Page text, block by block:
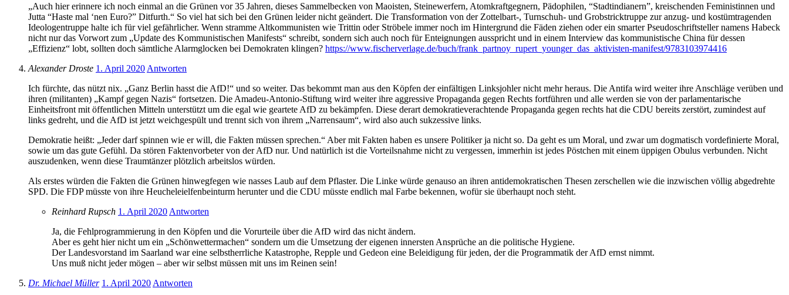
„Auch hier erinnere ich noch einmal an die Grünen vor 35 Jahren, dieses Sammelbecken von Maoisten, Steinewerfern, Atomkraftgegnern, Pädophilen, “Stadtindianern”, kreischenden Feministinnen und
Jutta “Haste mal ‘nen Euro?” Ditfurth.“ So viel hat sich bei den Grünen leider nicht geändert. Die Transformation von der Zottelbart-, Turnschuh- und Grobstricktruppe zur anzug- und kostümtragenden
Ideologentruppe halte ich für viel gefährlicher. Wenn stramme Altkommunisten wie Trittin oder Ströbele immer noch im Hintergrund die Fäden ziehen oder ein smarter Pseudoschriftsteller namens Habeck
nicht nur das Vorwort zum „Update des Kommunistischen Manifests“ schreibt, sondern sich auch noch für Enteignungen ausspricht und in einem Interview das kommunistische China für dessen
„Effizienz“ lobt, sollten doch sämtliche Alarmglocken bei Demokraten klingen? https://www.fischerverlage.de/buch/frank_partnoy_rupert_younger_das_aktivisten-manifest/9783103974416
Alexander Droste 1. April 2020 Antworten
Ich fürchte, das nützt nix. „Ganz Berlin hasst die AfD!“ und so weiter. Das bekommt man aus den Köpfen der einfältigen Linksjohler nicht mehr heraus. Die Antifa wird weiter ihre Anschläge verüben und
ihren (militanten) „Kampf gegen Nazis“ fortsetzen. Die Amadeu-Antonio-Stiftung wird weiter ihre aggressive Propaganda gegen Rechts fortführen und alle werden sie von der parlamentarische
Einheitsfront mit öffentlichen Mitteln unterstützt um die egal wie geartete AfD zu bekämpfen. Diese derart demokratieverachtende Propaganda gegen rechts hat die CDU bereits zerstört, zumindest auf
links gedreht, und die AfD ist jetzt weichgespült und trennt sich von ihrem „Narrensaum“, wird also auch sukzessive links.
Demokratie heißt: „Jeder darf spinnen wie er will, die Fakten müssen sprechen.“ Aber mit Fakten haben es unsere Politiker ja nicht so. Da geht es um Moral, und zwar um dogmatisch vordefinierte Moral,
sowie um das gute Gefühl. Da stören Faktenvorbeter von der AfD nur. Und natürlich ist die Vorteilsnahme nicht zu vergessen, immerhin ist jedes Pöstchen mit einem üppigen Obulus verbunden. Nicht
auszudenken, wenn diese Traumtänzer plötzlich arbeitslos würden.
Als erstes würden die Fakten die Grünen hinwegfegen wie nasses Laub auf dem Pflaster. Die Linke würde genauso an ihren antidemokratischen Thesen zerschellen wie die inzwischen völlig abgedrehte
SPD. Die FDP müsste von ihre Heucheleielfenbeinturm herunter und die CDU müsste endlich mal Farbe bekennen, wofür sie überhaupt noch steht.
Reinhard Rupsch 1. April 2020 Antworten
Ja, die Fehlprogrammierung in den Köpfen und die Vorurteile über die AfD wird das nicht ändern.
Aber es geht hier nicht um ein „Schönwettermachen“ sondern um die Umsetzung der eigenen innersten Ansprüche an die politische Hygiene.
Der Landesvorstand im Saarland war eine selbstherrliche Katastrophe, Repple und Gedeon eine Beleidigung für jeden, der die Programmatik der AfD ernst nimmt.
Uns muß nicht jeder mögen – aber wir selbst müssen mit uns im Reinen sein!
Dr. Michael Müller 1. April 2020 Antworten